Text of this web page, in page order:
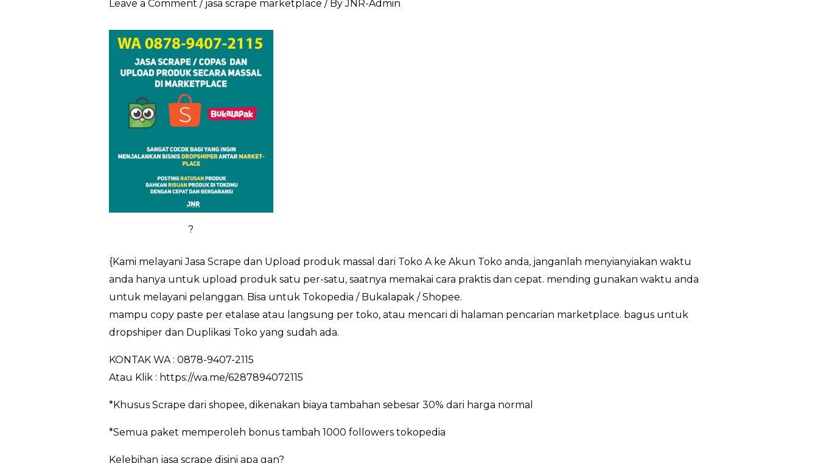
Leave a Comment / jasa scrape marketplace / ByJNR-Admin
?
{Kami melayani Jasa Scrape dan Upload produk massal dari Toko A ke Akun Toko anda, janganlah menyianyiakan waktu
anda hanya untuk upload produk satu per-satu, saatnya memakai cara praktis dan cepat. mending gunakan waktu anda
untuk melayani pelanggan. Bisa untuk Tokopedia / Bukalapak / Shopee.
mampu copy paste per etalase atau langsung per toko, atau mencari di halaman pencarian marketplace. bagus untuk
dropshiper dan Duplikasi Toko yang sudah ada.
KONTAK WA : 0878-9407-2115
Atau Klik : https://wa.me/6287894072115
*Khusus Scrape dari shopee, dikenakan biaya tambahan sebesar 30% dari harga normal
*Semua paket memperoleh bonus tambah 1000 followers tokopedia
Kelebihan jasa scrape disini apa gan?